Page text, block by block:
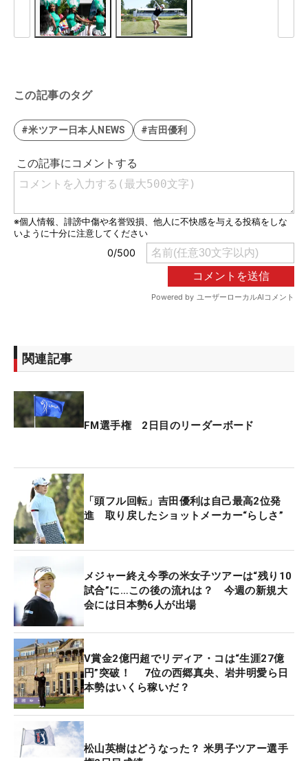
この記事のタグ
#米ツアー日本人NEWS #吉田優利
関連記事
FM選手権 2日目のリーダーボード
「頭フル回転」吉田優利は自己最高2位発
進 取り戻したショットメーカー“らしさ”
メジャー終え今季の米女子ツアーは“残り10
試合”に…この後の流れは？ 今週の新規大
会には日本勢6人が出場
V賞金2億円超でリディア・コは“生涯27億
円”突破！ 7位の西郷真央、岩井明愛ら日
本勢はいくら稼いだ？
松山英樹はどうなった？ 米男子ツアー選手